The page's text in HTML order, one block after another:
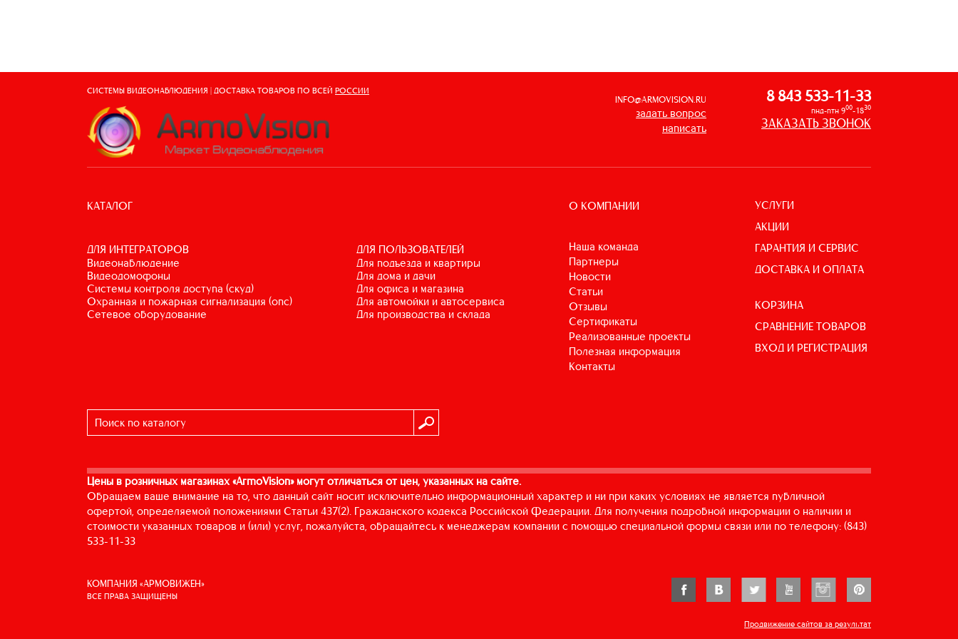
СИСТЕМЫ ВИДЕОНАБЛЮДЕНИЯ | ДОСТАВКА ТОВАРОВ ПО ВСЕЙ РОССИИ
INFO@ARMOVISION.RU
задать вопрос
написать
8 843 533-11-33
пнд-птн 900-1830
ЗАКАЗАТЬ ЗВОНОК
КАТАЛОГ
ДЛЯ ИНТЕГРАТОРОВ
видеонаблюдение
видеодомофоны
системы контроля доступа (скуд)
охранная и пожарная сигнализация (опс)
сетевое оборудование
ДЛЯ ПОЛЬЗОВАТЕЛЕЙ
для подъезда и квартиры
для дома и дачи
для офиса и магазина
для автомойки и автосервиса
для производства и склада
О КОМПАНИИ
Наша команда
Партнеры
Новости
Статьи
Отзывы
Сертификаты
Реализованные проекты
Полезная информация
Контакты
УСЛУГИ
АКЦИИ
ГАРАНТИЯ И СЕРВИС
ДОСТАВКА И ОПЛАТА
КОРЗИНА
СРАВНЕНИЕ ТОВАРОВ
ВХОД И РЕГИСТРАЦИЯ
Цены в розничных магазинах «ArmoVision» могут отличаться от цен, указанных на сайте.
Обращаем ваше внимание на то, что данный сайт носит исключительно информационный характер и ни при каких условиях не является публичной
офертой, определяемой положениями Статьи 437(2). Гражданского кодекса Российской Федерации. Для получения подробной информации о наличии и
стоимости указанных товаров и (или) услуг, пожалуйста, обращайтесь к менеджерам компании с помощью специальной формы связи или по телефону: (843)
533-11-33
КОМПАНИЯ «АРМОВИЖЕН»
ВСЕ ПРАВА ЗАЩИЩЕНЫ
Продвижение сайтов за результат